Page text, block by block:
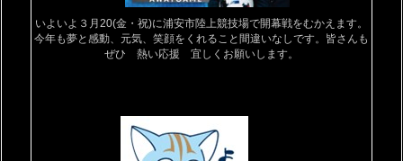
いよいよ３月20(金・祝)に浦安市陸上競技場で開幕戦をむかえます。
今年も夢と感動、元気、笑顔をくれること間違いなしです。皆さんも
ぜひ 熱い応援 宜しくお願いします。